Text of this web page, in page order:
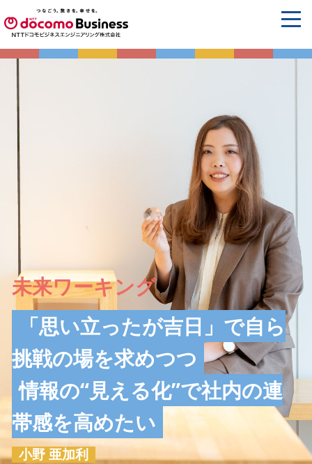
未来ワーキング
「思い立ったが吉日」で自ら
挑戦の場を求めつつ
情報の“見える化”で社内の連
帯感を高めたい
小野 亜加利